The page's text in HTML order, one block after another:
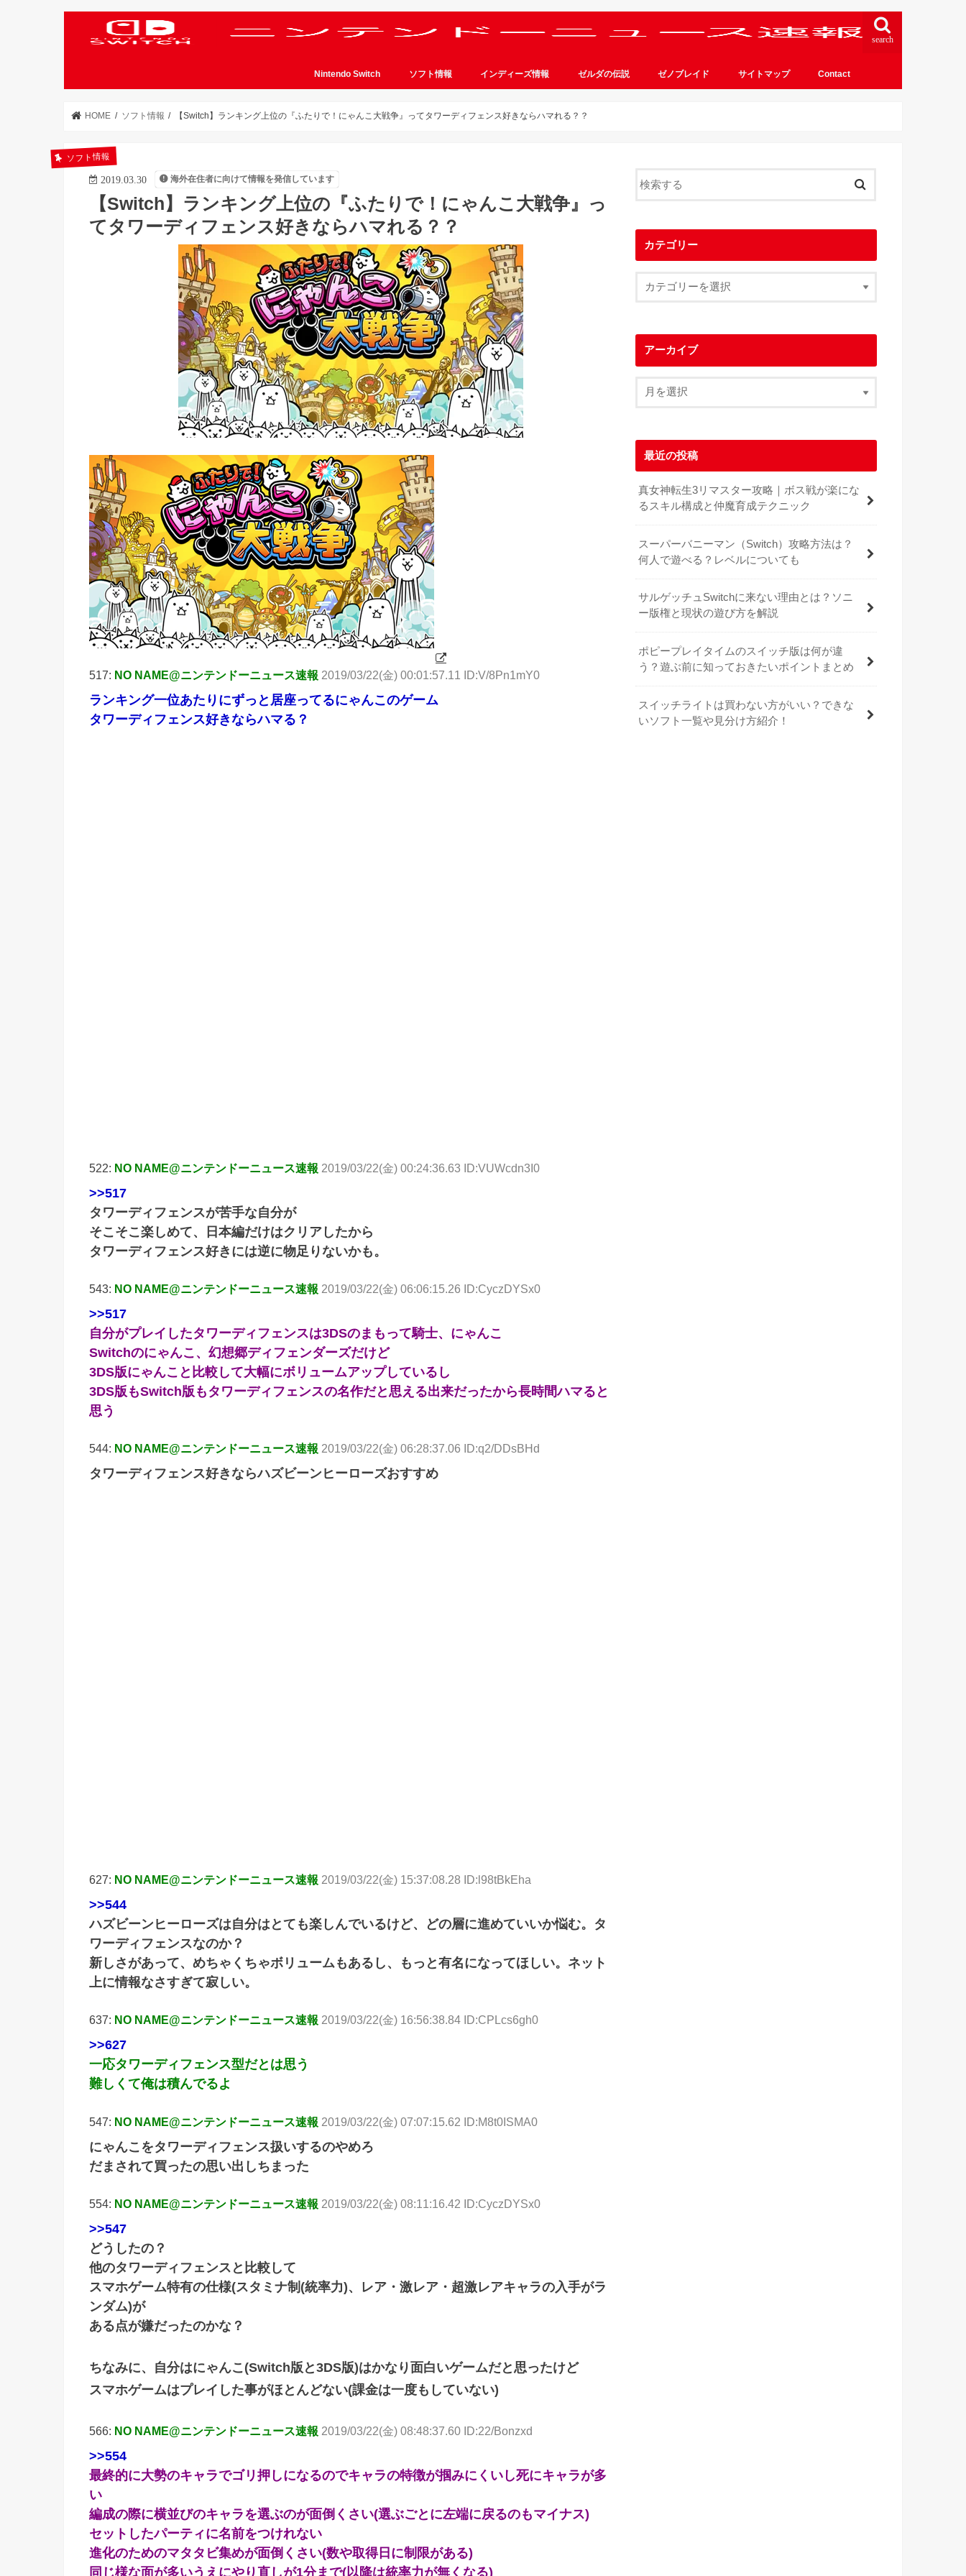
search
Nintendo Switch ソフト情報 インディーズ情報 ゼルダの伝説 ゼノブレイド サイトマップ Contact
HOME ソフト情報 【Switch】ランキング上位の『ふたりで！にゃんこ大戦争』ってタワーディフェンス好きならハマれる？？
ソフト情報
2019.03.30 海外在住者に向けて情報を発信しています
【Switch】ランキング上位の『ふたりで！にゃんこ大戦争』っ
てタワーディフェンス好きならハマれる？？
517: NO NAME@ニンテンドーニュース速報 2019/03/22(金) 00:01:57.11 ID:V/8Pn1mY0
ランキング一位あたりにずっと居座ってるにゃんこのゲーム
タワーディフェンス好きならハマる？
522: NO NAME@ニンテンドーニュース速報 2019/03/22(金) 00:24:36.63 ID:VUWcdn3I0
>>517
タワーディフェンスが苦手な自分が
そこそこ楽しめて、日本編だけはクリアしたから
タワーディフェンス好きには逆に物足りないかも。
543: NO NAME@ニンテンドーニュース速報 2019/03/22(金) 06:06:15.26 ID:CyczDYSx0
>>517
自分がプレイしたタワーディフェンスは3DSのまもって騎士、にゃんこ
Switchのにゃんこ、幻想郷ディフェンダーズだけど
3DS版にゃんこと比較して大幅にボリュームアップしているし
3DS版もSwitch版もタワーディフェンスの名作だと思える出来だったから長時間ハマると
思う
544: NO NAME@ニンテンドーニュース速報 2019/03/22(金) 06:28:37.06 ID:q2/DDsBHd
タワーディフェンス好きならハズビーンヒーローズおすすめ
627: NO NAME@ニンテンドーニュース速報 2019/03/22(金) 15:37:08.28 ID:l98tBkEha
>>544
ハズビーンヒーローズは自分はとても楽しんでいるけど、どの層に進めていいか悩む。タ
ワーディフェンスなのか？
新しさがあって、めちゃくちゃボリュームもあるし、もっと有名になってほしい。ネット
上に情報なさすぎて寂しい。
637: NO NAME@ニンテンドーニュース速報 2019/03/22(金) 16:56:38.84 ID:CPLcs6gh0
>>627
一応タワーディフェンス型だとは思う
難しくて俺は積んでるよ
547: NO NAME@ニンテンドーニュース速報 2019/03/22(金) 07:07:15.62 ID:M8t0ISMA0
にゃんこをタワーディフェンス扱いするのやめろ
だまされて買ったの思い出しちまった
554: NO NAME@ニンテンドーニュース速報 2019/03/22(金) 08:11:16.42 ID:CyczDYSx0
>>547
どうしたの？
他のタワーディフェンスと比較して
スマホゲーム特有の仕様(スタミナ制(統率力)、レア・激レア・超激レアキャラの入手がラ
ンダム)が
ある点が嫌だったのかな？
ちなみに、自分はにゃんこ(Switch版と3DS版)はかなり面白いゲームだと思ったけど
スマホゲームはプレイした事がほとんどない(課金は一度もしていない)
566: NO NAME@ニンテンドーニュース速報 2019/03/22(金) 08:48:37.60 ID:22/Bonzxd
>>554
最終的に大勢のキャラでゴリ押しになるのでキャラの特徴が掴みにくいし死にキャラが多
い
編成の際に横並びのキャラを選ぶのが面倒くさい(選ぶごとに左端に戻るのもマイナス)
セットしたパーティに名前をつけれない
進化のためのマタタビ集めが面倒くさい(数や取得日に制限がある)
同じ様な面が多いうえにやり直しが1分まで(以降は統率力が無くなる)
カテゴリー
アーカイブ
最近の投稿
真女神転生3リマスター攻略｜ボス戦が楽にな
るスキル構成と仲魔育成テクニック
スーパーバニーマン（Switch）攻略方法は？
何人で遊べる？レベルについても
サルゲッチュSwitchに来ない理由とは？ソニ
ー版権と現状の遊び方を解説
ポピープレイタイムのスイッチ版は何が違
う？遊ぶ前に知っておきたいポイントまとめ
スイッチライトは買わない方がいい？できな
いソフト一覧や見分け方紹介！